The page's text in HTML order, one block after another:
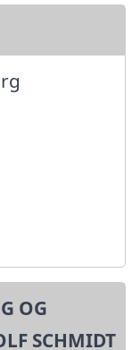
OG
SCHMIDT